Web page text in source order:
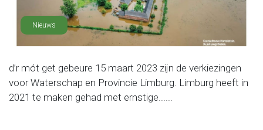
Nieuws
d’r mót get gebeure 15 maart 2023 zijn de verkiezingen
voor Waterschap en Provincie Limburg. Limburg heeft in
2021 te maken gehad met ernstige......